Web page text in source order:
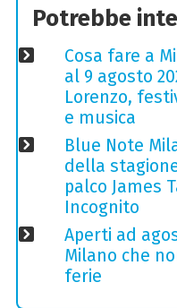
Potrebbe
Cosa fare a
al 9 agosto
Lorenzo,
e musica
Blue Note
della
palco James
Incognito
Aperti ad
Milano che
ferie